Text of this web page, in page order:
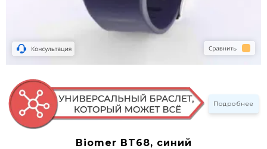
Подробнее
Biomer BT68, синий